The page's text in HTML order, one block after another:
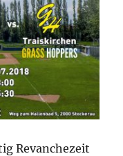
Revanchezeit